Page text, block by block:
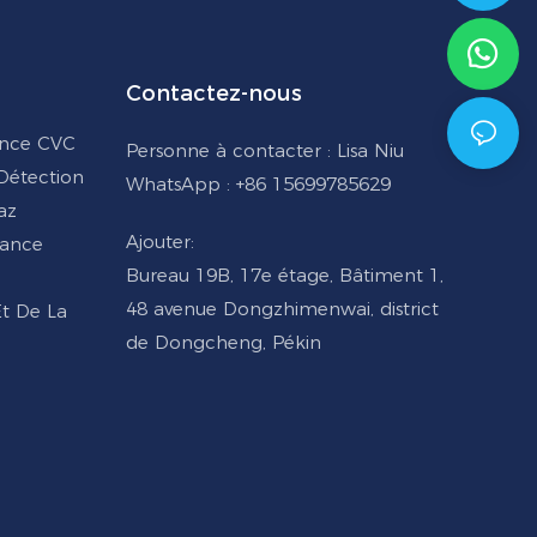
CVC
De La
Contactez-nous
Personne à contacter : Lisa Niu
WhatsApp : +86 15699785629
Ajouter:
Bureau 19B, 17e étage, Bâtiment 1,
48 avenue Dongzhimenwai, district
de Dongcheng, Pékin